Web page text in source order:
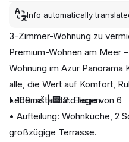
Info automatically
3-Zimmer-Wohnung zu
Premium-Wohnen am Meer
Wohnung im Azur Panorama
alle, die Wert auf Komfort,
Lebensstandard legen.
• 100 m² | 🏢 2. Etage von 6
• Aufteilung: Wohnküche, 2
großzügige Terrasse.